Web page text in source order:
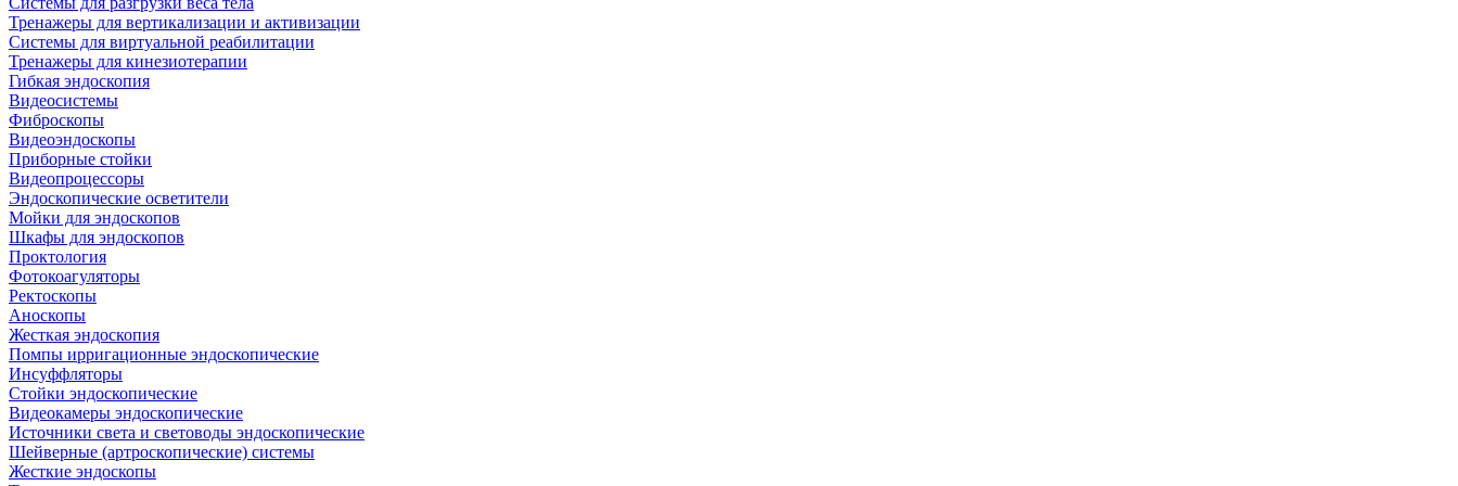
Тренажеры для вертикализации и активизации
Системы для виртуальной реабилитации
Тренажеры для кинезиотерапии
Гибкая эндоскопия
Видеосистемы
Фиброскопы
Видеоэндоскопы
Приборные стойки
Видеопроцессоры
Эндоскопические осветители
Мойки для эндоскопов
Шкафы для эндоскопов
Проктология
Фотокоагуляторы
Ректоскопы
Аноскопы
Жесткая эндоскопия
Помпы ирригационные эндоскопические
Инсуффляторы
Стойки эндоскопические
Видеокамеры эндоскопические
Источники света и световоды эндоскопические
Шейверные (артроскопические) системы
Жесткие эндоскопы